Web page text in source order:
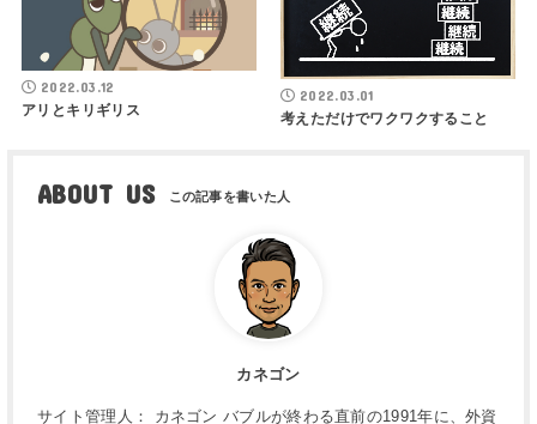
2022.03.12
アリとキリギリス
2022.03.01
考えただけでワクワクすること
ABOUT US
カネゴン
サイト管理人： カネゴン バブルが終わる直前の1991年に、外資